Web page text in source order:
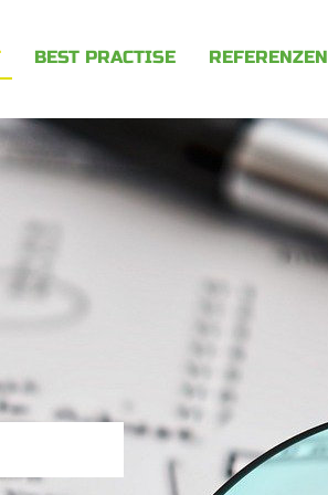
BEST PRACTISE REFERENZEN